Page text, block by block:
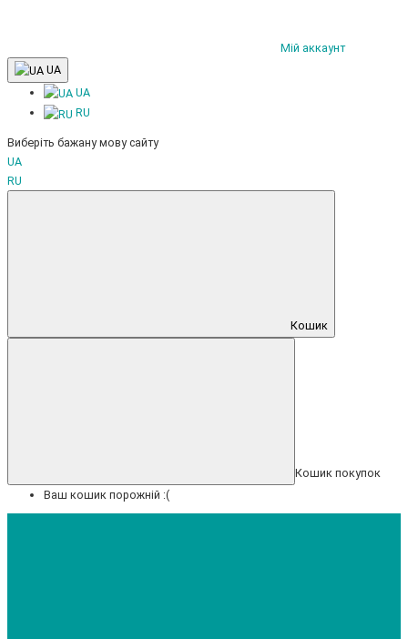
Мій аккаунт
UA
UA
RU
Виберіть бажану мову сайту
UA
RU
Кошик
Кошик покупок
Ваш кошик порожній :(